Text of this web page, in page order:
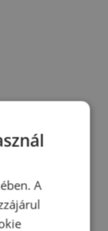
A